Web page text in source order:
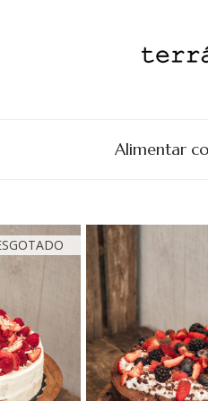
Alimentar